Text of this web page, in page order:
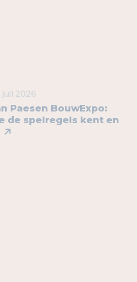
juli 2026
Paesen BouwExpo:
de spelregels kent en